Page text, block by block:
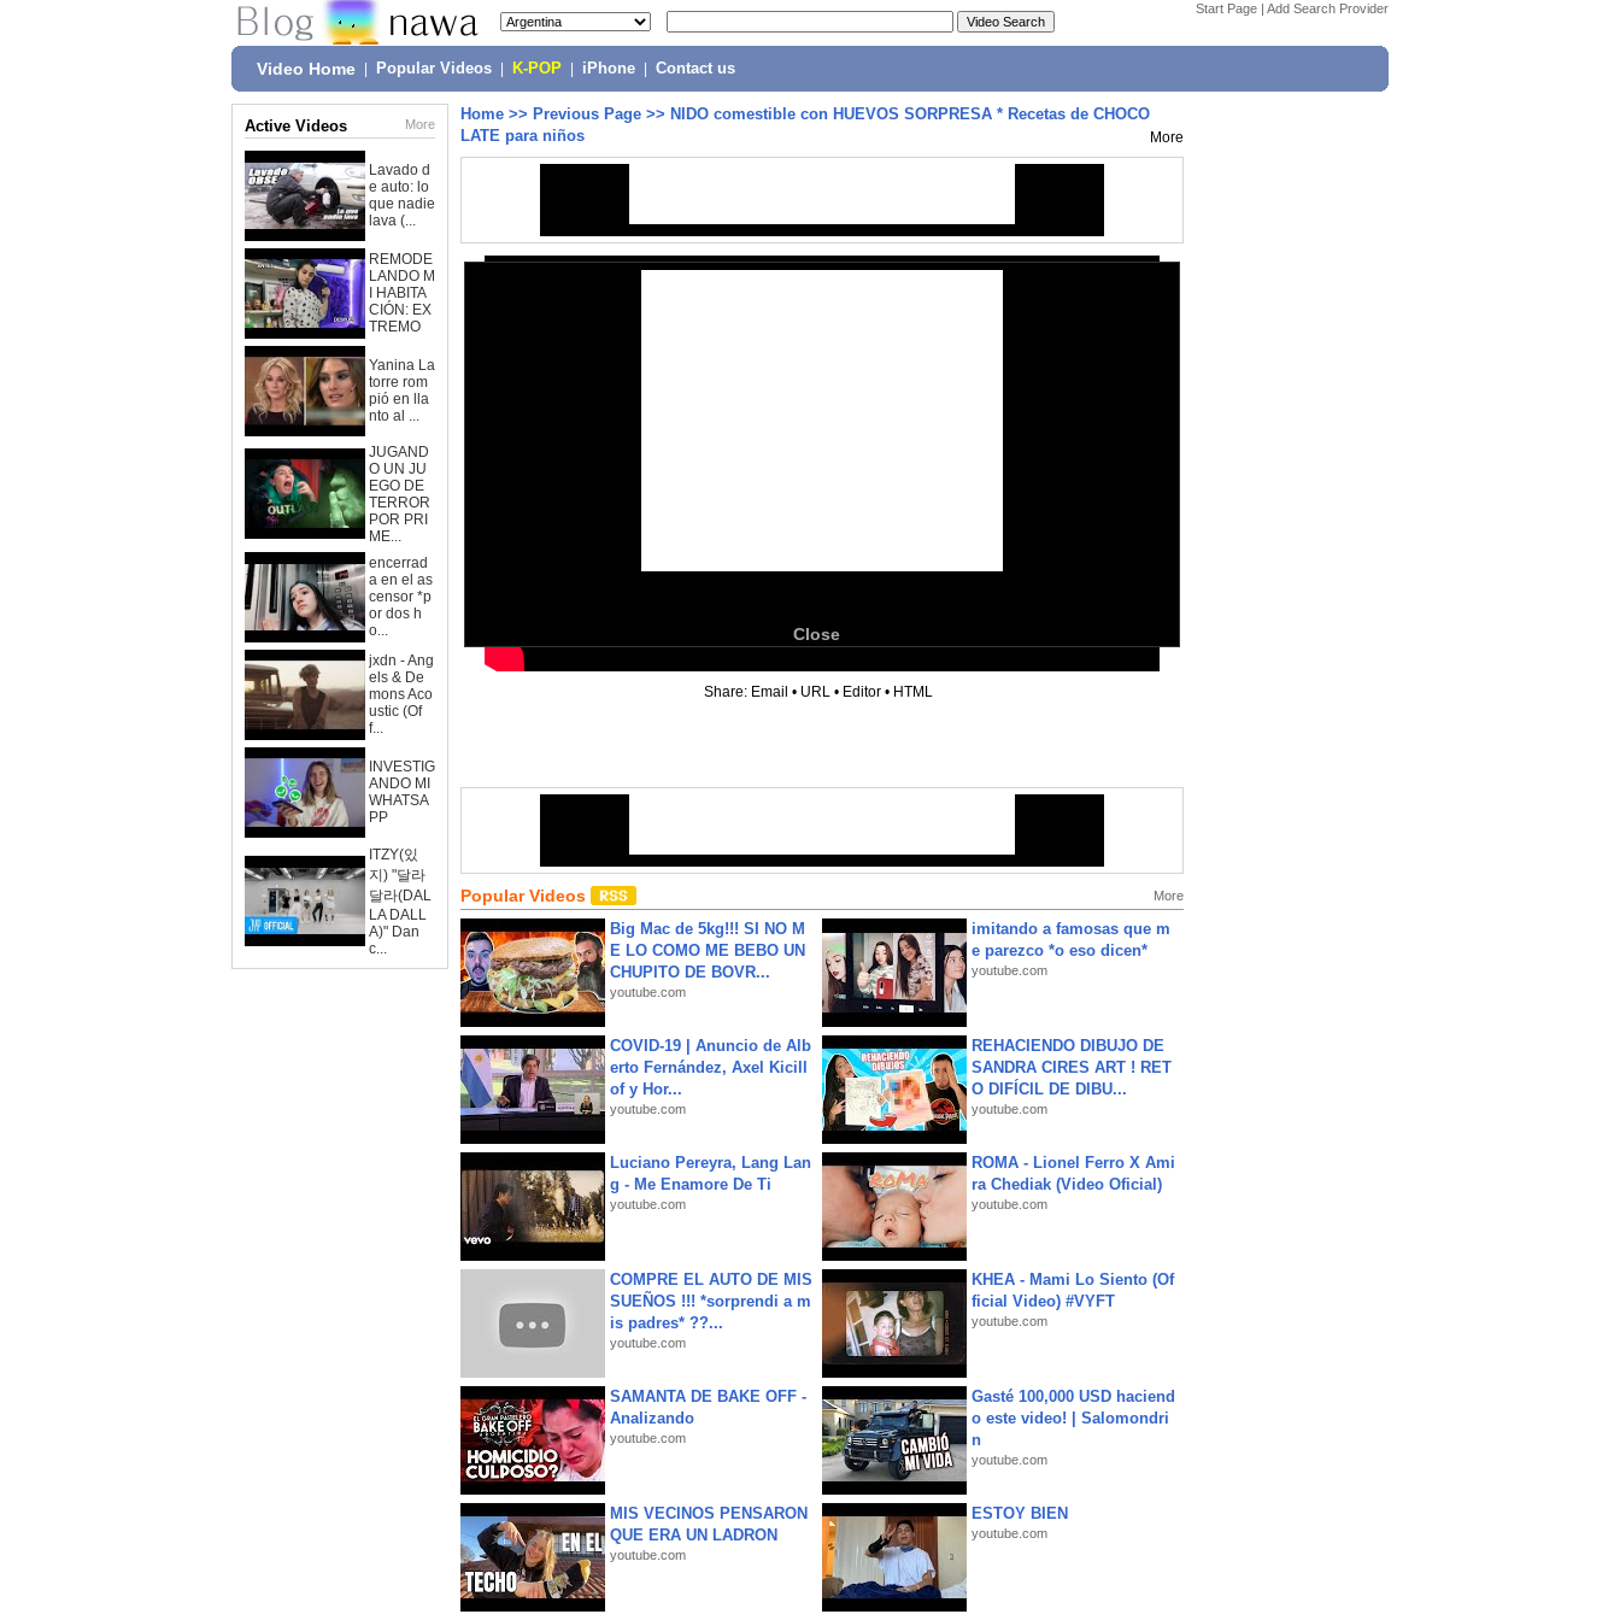
Start Page | Add Search Provider
Video Home Popular Videos K-POP iPhone Contact us
Active Videos More
Lavado d
e auto: lo
que nadie
lava (...
REMODE
LANDO M
I HABITA
CIÓN: EX
TREMO
Yanina La
torre rom
pió en lla
nto al ...
JUGAND
O UN JU
EGO DE
TERROR
POR PRI
ME...
encerrad
a en el as
censor *p
or dos h
o...
jxdn - Ang
els & De
mons Aco
ustic (Of
f...
INVESTIG
ANDO MI
WHATSA
PP
ITZY(있
지) "달라
달라(DAL
LA DALL
A)" Dan
c...
Home >> Previous Page >> NIDO comestible con HUEVOS SORPRESA * Recetas de CHOCO
LATE para niños
More
Close
Share: Email • URL • Editor • HTML
Popular Videos More
Big Mac de 5kg!!! SI NO M
E LO COMO ME BEBO UN
CHUPITO DE BOVR...
youtube.com
imitando a famosas que m
e parezco *o eso dicen*
youtube.com
COVID-19 | Anuncio de Alb
erto Fernández, Axel Kicill
of y Hor...
youtube.com
REHACIENDO DIBUJO DE
SANDRA CIRES ART ! RET
O DIFÍCIL DE DIBU...
youtube.com
Luciano Pereyra, Lang Lan
g - Me Enamore De Ti
youtube.com
ROMA - Lionel Ferro X Ami
ra Chediak (Video Oficial)
youtube.com
COMPRE EL AUTO DE MIS
SUEÑOS !!! *sorprendi a m
is padres* ??...
youtube.com
KHEA - Mami Lo Siento (Of
ficial Video) #VYFT
youtube.com
SAMANTA DE BAKE OFF -
Analizando
youtube.com
Gasté 100,000 USD haciend
o este video! | Salomondri
n
youtube.com
MIS VECINOS PENSARON
QUE ERA UN LADRON
youtube.com
ESTOY BIEN
youtube.com